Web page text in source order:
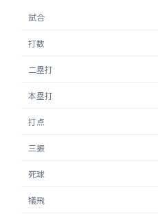
試合
打数
二塁打
本塁打
打点
三振
死球
犠飛